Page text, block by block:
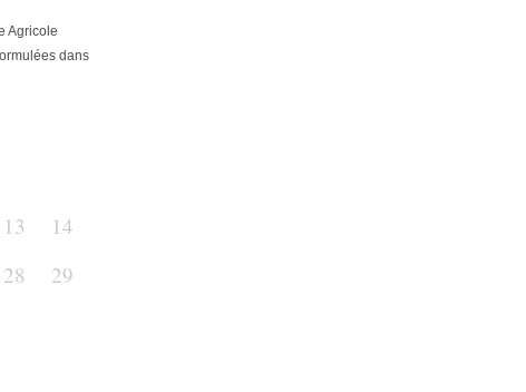
Agricole
dans
13
14
28
29